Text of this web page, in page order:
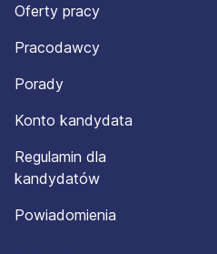
Oferty pracy
Pracodawcy
Porady
Konto kandydata
Regulamin dla
kandydatów
Powiadomienia